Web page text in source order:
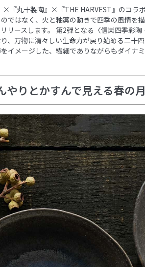
×『丸十製陶』×『THE HARVEST』のコラ
ではなく、火と釉薬の動きで四季の風情を
リースします。 第2弾となる〈信楽四季彩
、万物に清々しい生命力が戻り始める二十
イメージした、繊細でありながらもダイナ
やりとかすんで見える春の月